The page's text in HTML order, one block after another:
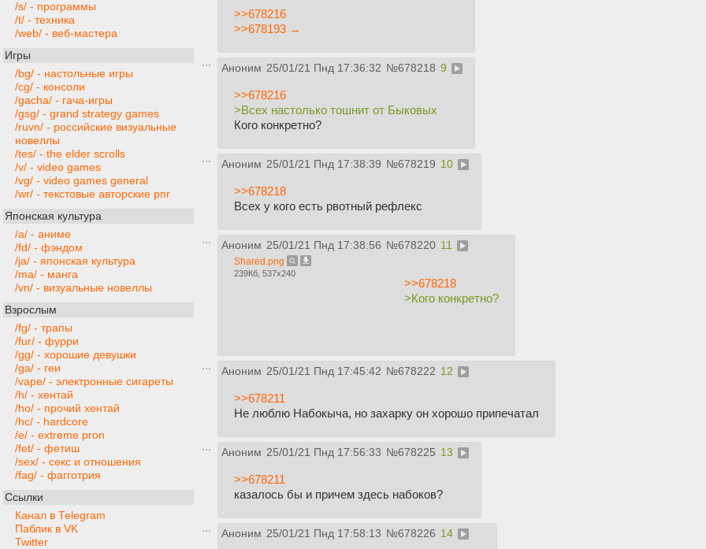
/s/ - программы
/t/ - техника
/web/ - веб-мастера
Игры
/bg/ - настольные игры
/cg/ - консоли
/gacha/ - гача-игры
/gsg/ - grand strategy games
/ruvn/ - российские визуальные
новеллы
/tes/ - the elder scrolls
/v/ - video games
/vg/ - video games general
/wr/ - текстовые авторские рпг
Японская культура
/a/ - аниме
/fd/ - фэндом
/ja/ - японская культура
/ma/ - манга
/vn/ - визуальные новеллы
Взрослым
/fg/ - трапы
/fur/ - фурри
/gg/ - хорошие девушки
/ga/ - геи
/vape/ - электронные сигареты
/h/ - хентай
/ho/ - прочий хентай
/hc/ - hardcore
/e/ - extreme pron
/fet/ - фетиш
/sex/ - секс и отношения
/fag/ - фагготрия
Ссылки
Канал в Telegram
Паблик в VK
Twitter
>>678216
>>678193 →
Аноним 25/01/21 Пнд 17:36:32 №678218 9
>>678216
>Всех настолько тошнит от Быковых
Кого конкретно?
Аноним 25/01/21 Пнд 17:38:39 №678219 10
>>678218
Всех у кого есть рвотный рефлекс
Аноним 25/01/21 Пнд 17:38:56 №678220 11
Shared.png
239Кб, 537x240
>>678218
>Кого конкретно?
Аноним 25/01/21 Пнд 17:45:42 №678222 12
>>678211
Не люблю Набокыча, но захарку он хорошо припечатал
Аноним 25/01/21 Пнд 17:56:33 №678225 13
>>678211
казалось бы и причем здесь набоков?
Аноним 25/01/21 Пнд 17:58:13 №678226 14